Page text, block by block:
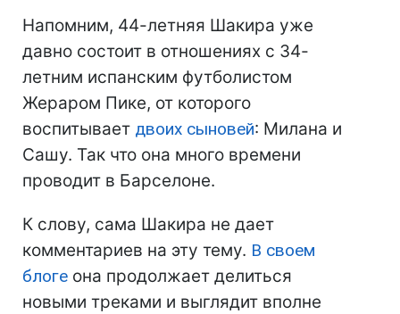
Напомним, 44-летняя Шакира уже
давно состоит в отношениях с 34-
летним испанским футболистом
Жераром Пике, от которого
воспитывает двоих сыновей: Милана и
Сашу. Так что она много времени
проводит в Барселоне.
К слову, сама Шакира не дает
комментариев на эту тему. В своем
блоге она продолжает делиться
новыми треками и выглядит вполне